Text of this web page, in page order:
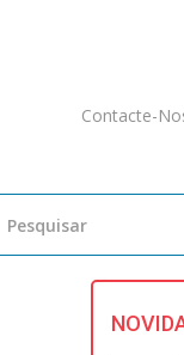
Contacte-